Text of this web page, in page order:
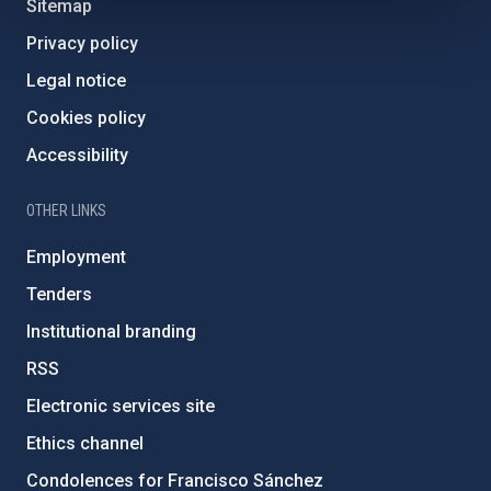
Sitemap
Privacy policy
Legal notice
Cookies policy
Accessibility
OTHER LINKS
Employment
Tenders
Institutional branding
RSS
Electronic services site
Ethics channel
Condolences for Francisco Sánchez